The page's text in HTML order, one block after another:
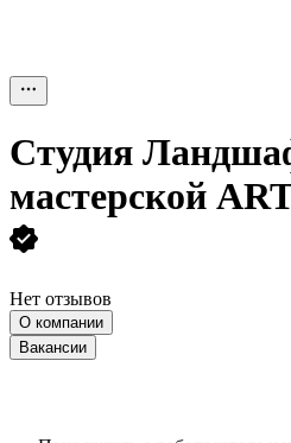
Cтудия
мастерской
Нет отзывов
О компании
Вакансии